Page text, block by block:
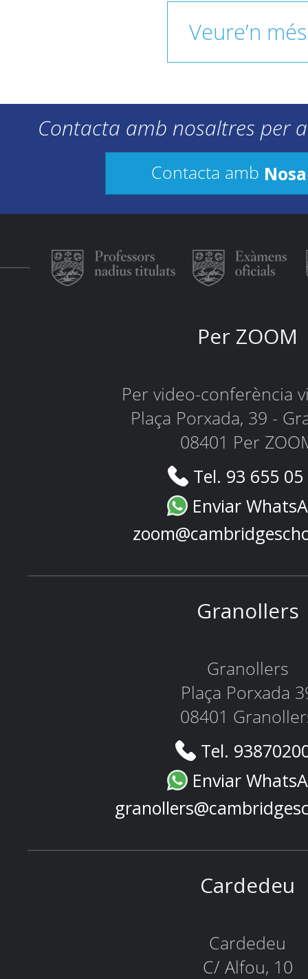
Veure’n més
Contacta amb nosaltres per
Contacta amb
Per ZOOM
Per video-conferència
Plaça Porxada, 39 -
08401 Per
Tel. 93 655
Enviar
Granollers
Granollers
Plaça Porxada
08401
Tel.
Enviar
Cardedeu
Cardedeu
C/ Alfou, 10